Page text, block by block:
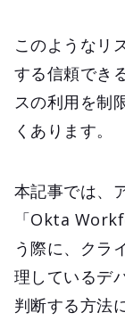
このようなリ
する信頼でき
スの利用を制
くあります。
本記事では、
「Okta
う際に、クラ
理しているデ
判断する方法